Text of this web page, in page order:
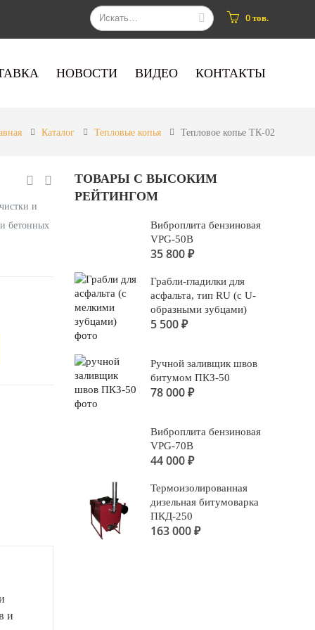
0 тов.
НОВОСТИ ВИДЕО КОНТАКТЫ
Каталог Тепловые копья Тепловое копье ТК-02
и
бетонных
и
ТОВАРЫ С ВЫСОКИМ
РЕЙТИНГОМ
Виброплита бензиновая
VPG-50B
35 800₽
Грабли-гладилки для
асфальта, тип RU (с U-
образными зубцами)
5 500₽
Ручной заливщик швов
битумом ПКЗ-50
78 000₽
Виброплита бензиновая
VPG-70B
44 000₽
Термоизолированная
дизельная битумоварка
ПКД-250
163 000₽